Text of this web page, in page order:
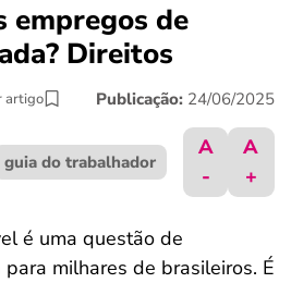
empregos de
Direitos
artigo Publicação: 24/06/2025
guia do trabalhador
A
-
A
+
é uma questão de
milhares de brasileiros. É